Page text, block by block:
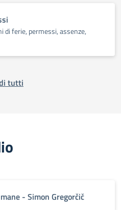
di ferie, permessi, assenze,
tutti
- Simon Gregorčič